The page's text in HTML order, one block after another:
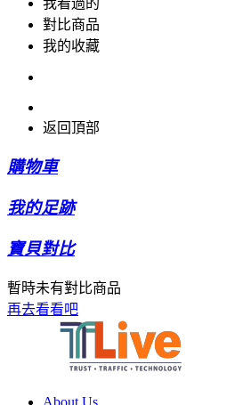
對比商品
我的收藏
返回頂部
購物車
我的足跡
寶貝對比
暫時未有對比商品
再去看看吧
About Us